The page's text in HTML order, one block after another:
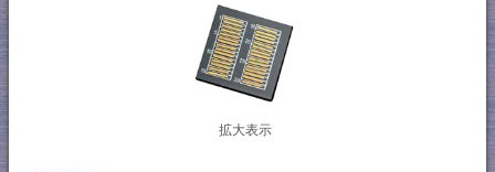
拡大表示